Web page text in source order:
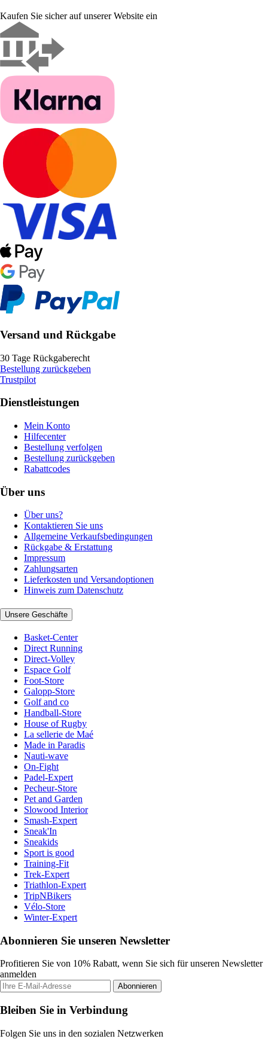
Kaufen Sie sicher auf unserer Website ein
Versand und Rückgabe
30 Tage Rückgaberecht
Bestellung zurückgeben
Trustpilot
Dienstleistungen
Mein Konto
Hilfecenter
Bestellung verfolgen
Bestellung zurückgeben
Rabattcodes
Über uns
Über uns?
Kontaktieren Sie uns
Allgemeine Verkaufsbedingungen
Rückgabe & Erstattung
Impressum
Zahlungsarten
Lieferkosten und Versandoptionen
Hinweis zum Datenschutz
Unsere Geschäfte
Basket-Center
Direct Running
Direct-Volley
Espace Golf
Foot-Store
Galopp-Store
Golf and co
Handball-Store
House of Rugby
La sellerie de Maé
Made in Paradis
Nauti-wave
On-Fight
Padel-Expert
Pecheur-Store
Pet and Garden
Slowood Interior
Smash-Expert
Sneak'In
Sneakids
Sport is good
Training-Fit
Trek-Expert
Triathlon-Expert
TripNBikers
Vélo-Store
Winter-Expert
Abonnieren Sie unseren Newsletter
Profitieren Sie von 10% Rabatt, wenn Sie sich für unseren Newsletter
anmelden
Abonnieren
Bleiben Sie in Verbindung
Folgen Sie uns in den sozialen Netzwerken